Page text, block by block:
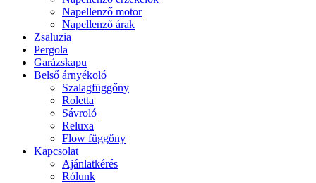
Napellenző motor
Napellenző árak
Zsaluzia
Pergola
Garázskapu
Belső árnyékoló
Szalagfüggőny
Roletta
Sávroló
Reluxa
Flow függőny
Kapcsolat
Ajánlatkérés
Rólunk